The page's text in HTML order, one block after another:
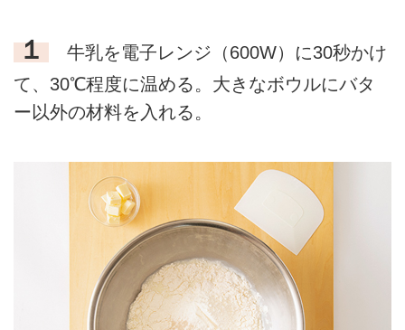
１
牛乳を電子レンジ（600W）に30秒かけ
て、30℃程度に温める。大きなボウルにバタ
ー以外の材料を入れる。